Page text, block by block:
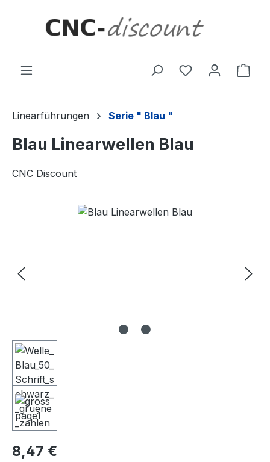
Linearführungen Serie " Blau "
Blau Linearwellen Blau
CNC Discount
Bildergalerie überspringen
Regulärer Preis:
8,47 €